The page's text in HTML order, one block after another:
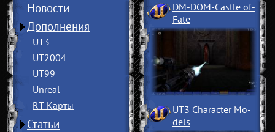
Новости
Дополнения
UT3
UT2004
UT99
Unreal
RT-Карты
Статьи
DM-DOM-Castle of­
Fate
UT3 Character Mo­
dels